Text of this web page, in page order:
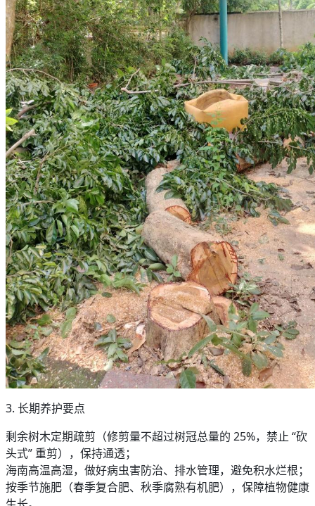
3. 长期养护要点
剩余树木定期疏剪（修剪量不超过树冠总量的 25%，禁止 “砍
头式” 重剪），保持通透；
海南高温高湿，做好病虫害防治、排水管理，避免积水烂根；
按季节施肥（春季复合肥、秋季腐熟有机肥），保障植物健康